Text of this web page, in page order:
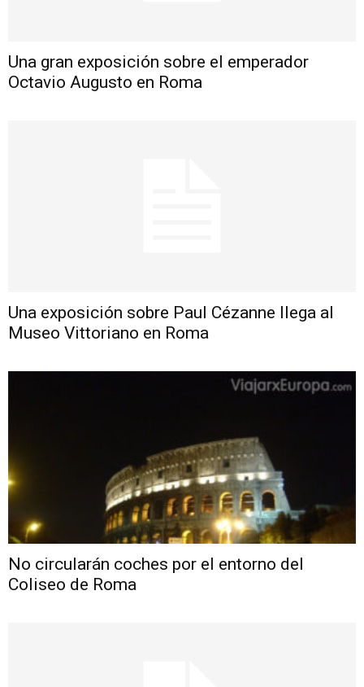
Una gran exposición sobre el emperador
Octavio Augusto en Roma
Una exposición sobre Paul Cézanne llega al
Museo Vittoriano en Roma
No circularán coches por el entorno del
Coliseo de Roma